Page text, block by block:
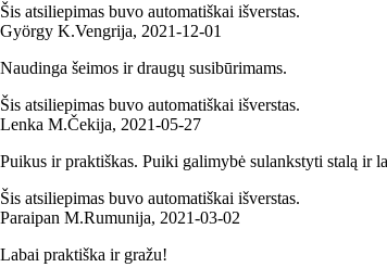
Šis atsiliepimas buvo automatiškai išverstas.
György K.Vengrija, 2021‑12‑01
Naudinga šeimos ir draugų susibūrimams.
Šis atsiliepimas buvo automatiškai išverstas.
Lenka M.Čekija, 2021‑05‑27
Puikus ir praktiškas. Puiki galimybė sulankstyti stalą ir
Šis atsiliepimas buvo automatiškai išverstas.
Paraipan M.Rumunija, 2021‑03‑02
Labai praktiška ir gražu!